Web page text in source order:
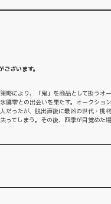
ざいます。
略により、「鬼」を商品として扱うオ
鷹零との出会いを果たす。オークショ
だったが、脱出直後に最凶の世代・桃
ってしまう。その後、四季が目覚めた